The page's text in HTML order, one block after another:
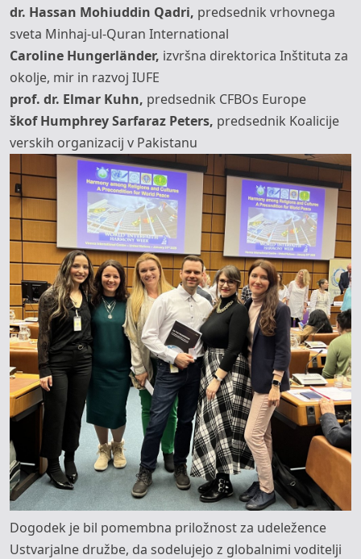
dr. Hassan Mohiuddin Qadri, predsednik vrhovnega
sveta Minhaj-ul-Quran International
Caroline Hungerländer, izvršna direktorica Inštituta za
okolje, mir in razvoj IUFE
prof. dr. Elmar Kuhn, predsednik CFBOs Europe
škof Humphrey Sarfaraz Peters, predsednik Koalicije
verskih organizacij v Pakistanu
Dogodek je bil pomembna priložnost za udeležence
Ustvarjalne družbe, da sodelujejo z globalnimi voditelji